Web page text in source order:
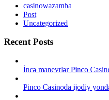
casinowazamba
Post
Uncategorized
Recent Posts
İncə manevrlər Pinco
Pinco Casinoda ijodiy